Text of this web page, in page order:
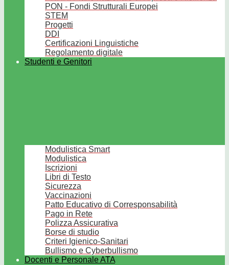
PON - Fondi Strutturali Europei
STEM
Progetti
DDI
Certificazioni Linguistiche
Regolamento digitale
Studenti e Genitori
Modulistica Smart
Modulistica
Iscrizioni
Libri di Testo
Sicurezza
Vaccinazioni
Patto Educativo di Corresponsabilità
Pago in Rete
Polizza Assicurativa
Borse di studio
Criteri Igienico-Sanitari
Bullismo e Cyberbullismo
Docenti e Personale ATA